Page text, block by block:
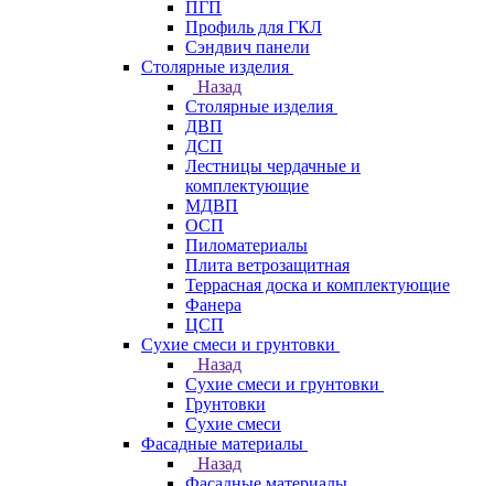
ПГП
Профиль для ГКЛ
Сэндвич панели
Столярные изделия
Назад
Столярные изделия
ДВП
ДСП
Лестницы чердачные и
комплектующие
МДВП
ОСП
Пиломатериалы
Плита ветрозащитная
Террасная доска и комплектующие
Фанера
ЦСП
Сухие смеси и грунтовки
Назад
Сухие смеси и грунтовки
Грунтовки
Сухие смеси
Фасадные материалы
Назад